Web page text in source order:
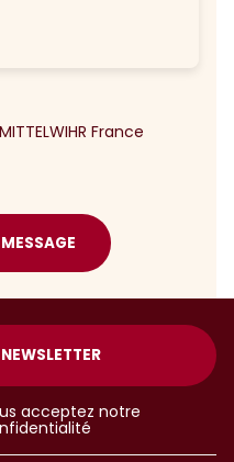
France
acceptez notre